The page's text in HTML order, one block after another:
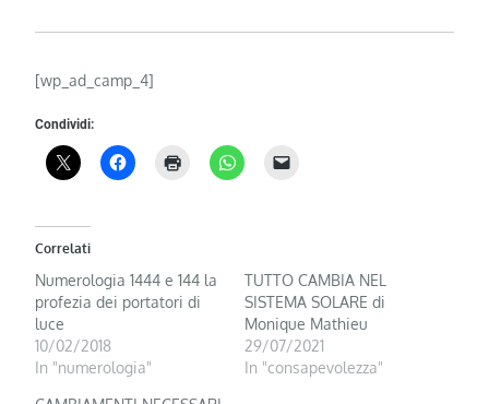
[wp_ad_camp_4]
Condividi:
Correlati
Numerologia 1444 e 144 la
profezia dei portatori di
luce
10/02/2018
In "numerologia"
TUTTO CAMBIA NEL
SISTEMA SOLARE di
Monique Mathieu
29/07/2021
In "consapevolezza"